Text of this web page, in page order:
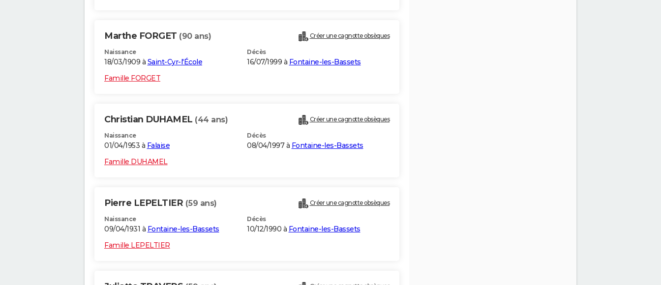
Marthe FORGET (90 ans) Créer une cagnotte obsèques
Naissance
18/03/1909 à Saint-Cyr-l'École
Décès
16/07/1999 à Fontaine-les-Bassets
Famille FORGET
Christian DUHAMEL (44 ans) Créer une cagnotte obsèques
Naissance
01/04/1953 à Falaise
Décès
08/04/1997 à Fontaine-les-Bassets
Famille DUHAMEL
Pierre LEPELTIER (59 ans) Créer une cagnotte obsèques
Naissance
09/04/1931 à Fontaine-les-Bassets
Décès
10/12/1990 à Fontaine-les-Bassets
Famille LEPELTIER